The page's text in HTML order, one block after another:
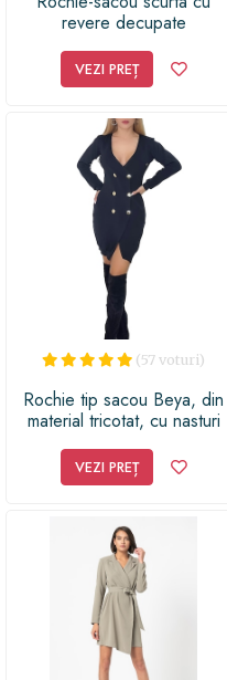
revere decupate
VEZI PREȚ
(57 voturi)
Rochie tip sacou Beya, din
material tricotat, cu nasturi
universala S-M-L
VEZI PREȚ